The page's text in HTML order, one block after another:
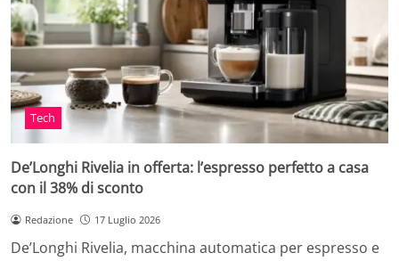
Tech
De’Longhi Rivelia in offerta: l’espresso perfetto a casa
con il 38% di sconto
Redazione 17 Luglio 2026
De’Longhi Rivelia, macchina automatica per espresso e